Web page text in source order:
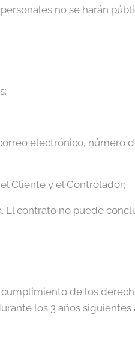
no se harán
electrónico, número
Cliente y el Controlador;
El contrato no puede
de los
los 3 años siguientes